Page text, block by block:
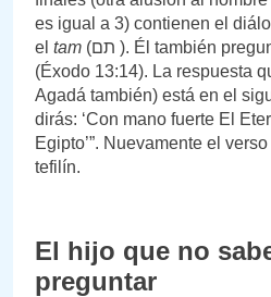
es igual a 3) contienen el
el tam (תם ). Él también pregunta “¿Qué es esto?”
(Éxodo 13:14). La respuesta
Agadá también) está en el
dirás: ‘Con mano fuerte El
Egipto’”. Nuevamente el
tefilín.
El hijo que no
preguntar